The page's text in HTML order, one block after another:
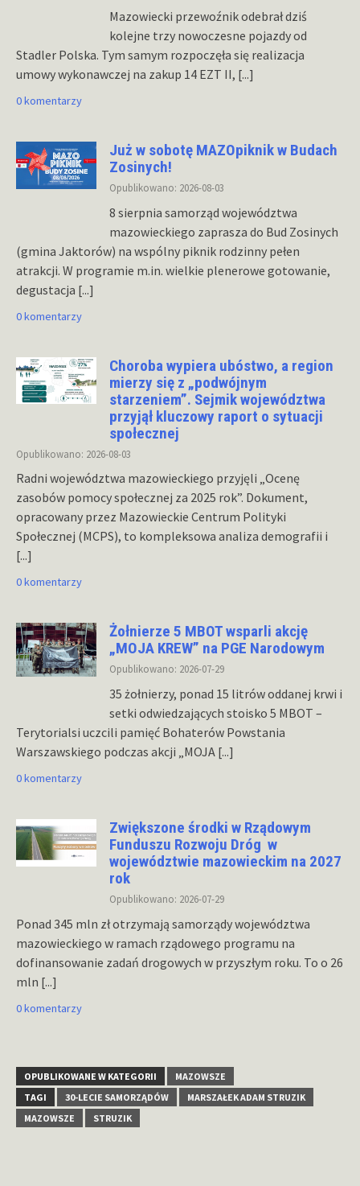
Mazowiecki przewoźnik odebrał dziś
kolejne trzy nowoczesne pojazdy od
Stadler Polska. Tym samym rozpoczęła się realizacja
umowy wykonawczej na zakup 14 EZT II, [...]
0 komentarzy
Już w sobotę MAZOpiknik w Budach
Zosinych!
Opublikowano: 2026-08-03
8 sierpnia samorząd województwa
mazowieckiego zaprasza do Bud Zosinych
(gmina Jaktorów) na wspólny piknik rodzinny pełen
atrakcji. W programie m.in. wielkie plenerowe gotowanie,
degustacja [...]
0 komentarzy
Choroba wypiera ubóstwo, a region
mierzy się z „podwójnym
starzeniem”. Sejmik województwa
przyjął kluczowy raport o sytuacji
społecznej
Opublikowano: 2026-08-03
Radni województwa mazowieckiego przyjęli „Ocenę
zasobów pomocy społecznej za 2025 rok”. Dokument,
opracowany przez Mazowieckie Centrum Polityki
Społecznej (MCPS), to kompleksowa analiza demografii i
[...]
0 komentarzy
Żołnierze 5 MBOT wsparli akcję
„MOJA KREW” na PGE Narodowym
Opublikowano: 2026-07-29
35 żołnierzy, ponad 15 litrów oddanej krwi i
setki odwiedzających stoisko 5 MBOT –
Terytorialsi uczcili pamięć Bohaterów Powstania
Warszawskiego podczas akcji „MOJA [...]
0 komentarzy
Zwiększone środki w Rządowym
Funduszu Rozwoju Dróg w
województwie mazowieckim na 2027
rok
Opublikowano: 2026-07-29
Ponad 345 mln zł otrzymają samorządy województwa
mazowieckiego w ramach rządowego programu na
dofinansowanie zadań drogowych w przyszłym roku. To o 26
mln [...]
0 komentarzy
OPUBLIKOWANE W KATEGORII
MAZOWSZE
TAGI
30-LECIE SAMORZĄDÓW
MARSZAŁEK ADAM STRUZIK
MAZOWSZE
STRUZIK